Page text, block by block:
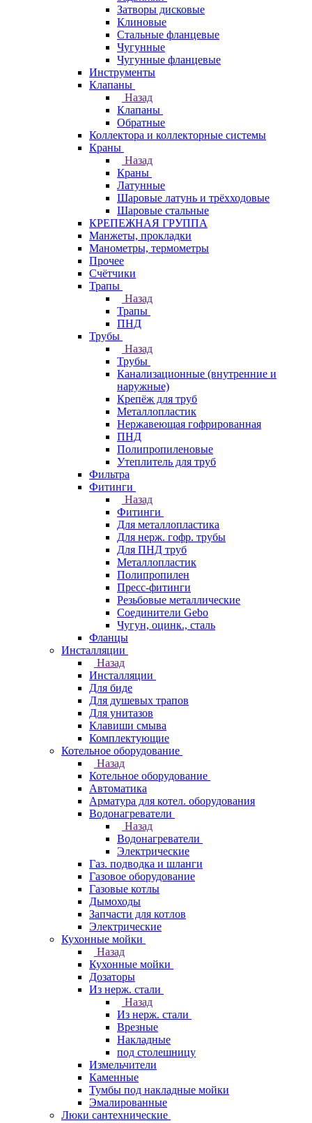
Затворы дисковые
Клиновые
Стальные фланцевые
Чугунные
Чугунные фланцевые
Инструменты
Клапаны
Назад
Клапаны
Обратные
Коллектора и коллекторные системы
Краны
Назад
Краны
Латунные
Шаровые латунь и трёхходовые
Шаровые стальные
КРЕПЕЖНАЯ ГРУППА
Манжеты, прокладки
Манометры, термометры
Прочее
Счётчики
Трапы
Назад
Трапы
ПНД
Трубы
Назад
Трубы
Канализационные (внутренние и
наружные)
Крепёж для труб
Металлопластик
Нержавеющая гофрированная
ПНД
Полипропиленовые
Утеплитель для труб
Фильтра
Фитинги
Назад
Фитинги
Для металлопластика
Для нерж. гофр. трубы
Для ПНД труб
Металлопластик
Полипропилен
Пресс-фитинги
Резьбовые металлические
Соединители Gebo
Чугун, оцинк., сталь
Фланцы
Инсталляции
Назад
Инсталляции
Для биде
Для душевых трапов
Для унитазов
Клавиши смыва
Комплектующие
Котельное оборудование
Назад
Котельное оборудование
Автоматика
Арматура для котел. оборудования
Водонагреватели
Назад
Водонагреватели
Электрические
Газ. подводка и шланги
Газовое оборудование
Газовые котлы
Дымоходы
Запчасти для котлов
Электрические
Кухонные мойки
Назад
Кухонные мойки
Дозаторы
Из нерж. стали
Назад
Из нерж. стали
Врезные
Накладные
под столешницу
Измельчители
Каменные
Тумбы под накладные мойки
Эмалированные
Люки сантехнические